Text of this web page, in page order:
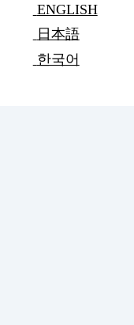
ENGLISH
日本語
한국어